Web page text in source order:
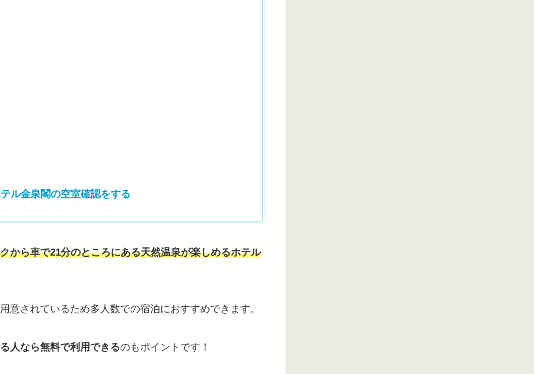
ル金泉閣の空室確認をする
から車で21分のところにある天然温泉が楽しめるホテル
意されているため多人数での宿泊におすすめできます。
人なら無料で利用できるのもポイントです！